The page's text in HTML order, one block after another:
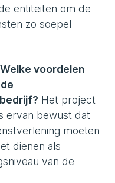
entiteiten om de
zo soepel
voordelen
Het project
ervan bewust dat
moeten
dienen als
van de